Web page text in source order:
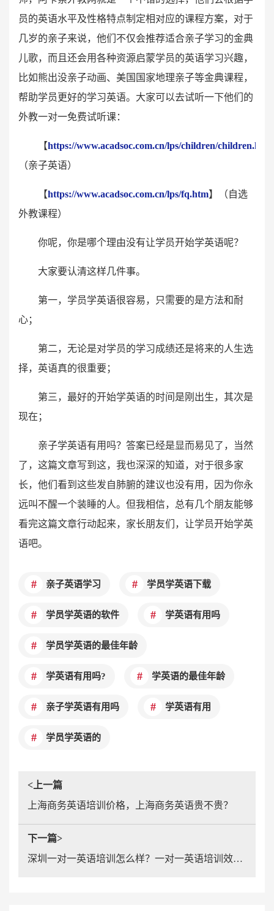
员的英语水平及性格特点制定相对应的课程方案，对于
几岁的亲子来说，他们不仅会推荐适合亲子学习的金典
儿歌，而且还会用各种资源启蒙学员的英语学习兴趣，
比如熊出没亲子动画、美国国家地理亲子等金典课程，
帮助学员更好的学习英语。大家可以去试听一下他们的
外教一对一免费试听课：
【https://www.acadsoc.com.cn/lps/children/children.htm
（亲子英语）
【https://www.acadsoc.com.cn/lps/fq.htm】（自选
外教课程）
你呢，你是哪个理由没有让学员开始学英语呢？
大家要认清这样几件事。
第一，学员学英语很容易，只需要的是方法和耐
心；
第二，无论是对学员的学习成绩还是将来的人生选
择，英语真的很重要；
第三，最好的开始学英语的时间是刚出生，其次是
现在；
亲子学英语有用吗？答案已经是显而易见了，当然
了，这篇文章写到这，我也深深的知道，对于很多家
长，他们看到这些发自肺腑的建议也没有用，因为你永
远叫不醒一个装睡的人。但我相信，总有几个朋友能够
看完这篇文章行动起来，家长朋友们，让学员开始学英
语吧。
亲子英语学习 学员学英语下载
学员学英语的软件 学英语有用吗
学员学英语的最佳年龄
学英语有用吗? 学英语的最佳年龄
亲子学英语有用吗 学英语有用
学员学英语的
<上一篇
上海商务英语培训价格，上海商务英语贵不贵？
下一篇>
深圳一对一英语培训怎么样？一对一英语培训效果好吗？